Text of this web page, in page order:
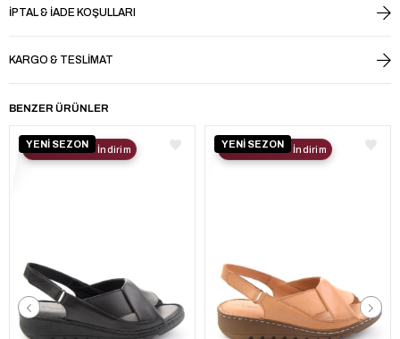
İPTAL & İADE KOŞULLARI
KARGO & TESLIMAT
BENZER ÜRÜNLER
YENİ SEZON
2. Ürüne %30 İndirim YENİ SEZON
2. Ürüne %30 İndirim